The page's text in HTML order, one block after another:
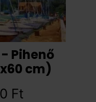
Pihenő
cm)
Ft